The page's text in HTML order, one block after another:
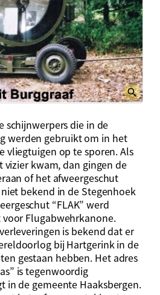
schijnwerpers die in de
werden gebruikt om in het
vliegtuigen op te sporen. Als
vizier kwam, dan gingen de
of het afweergeschut
bekend in de Stegenhoek
“FLAK” werd
voor Flugabwehrkanone.
is bekend dat er
bij Hartgerink in de
gestaan hebben. Het adres
is tegenwoordig
in de gemeente Haaksbergen.